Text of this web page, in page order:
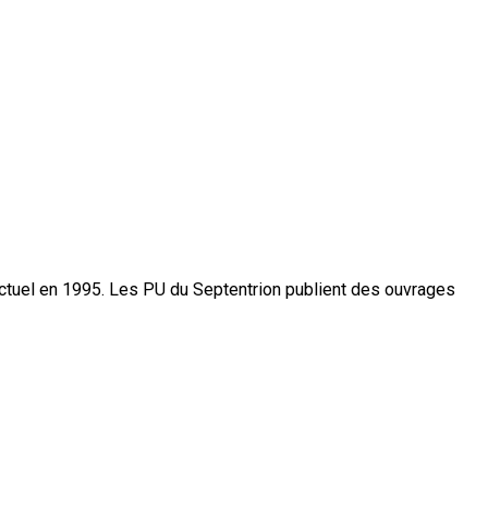
en 1995. Les PU du Septentrion publient des ouvrages